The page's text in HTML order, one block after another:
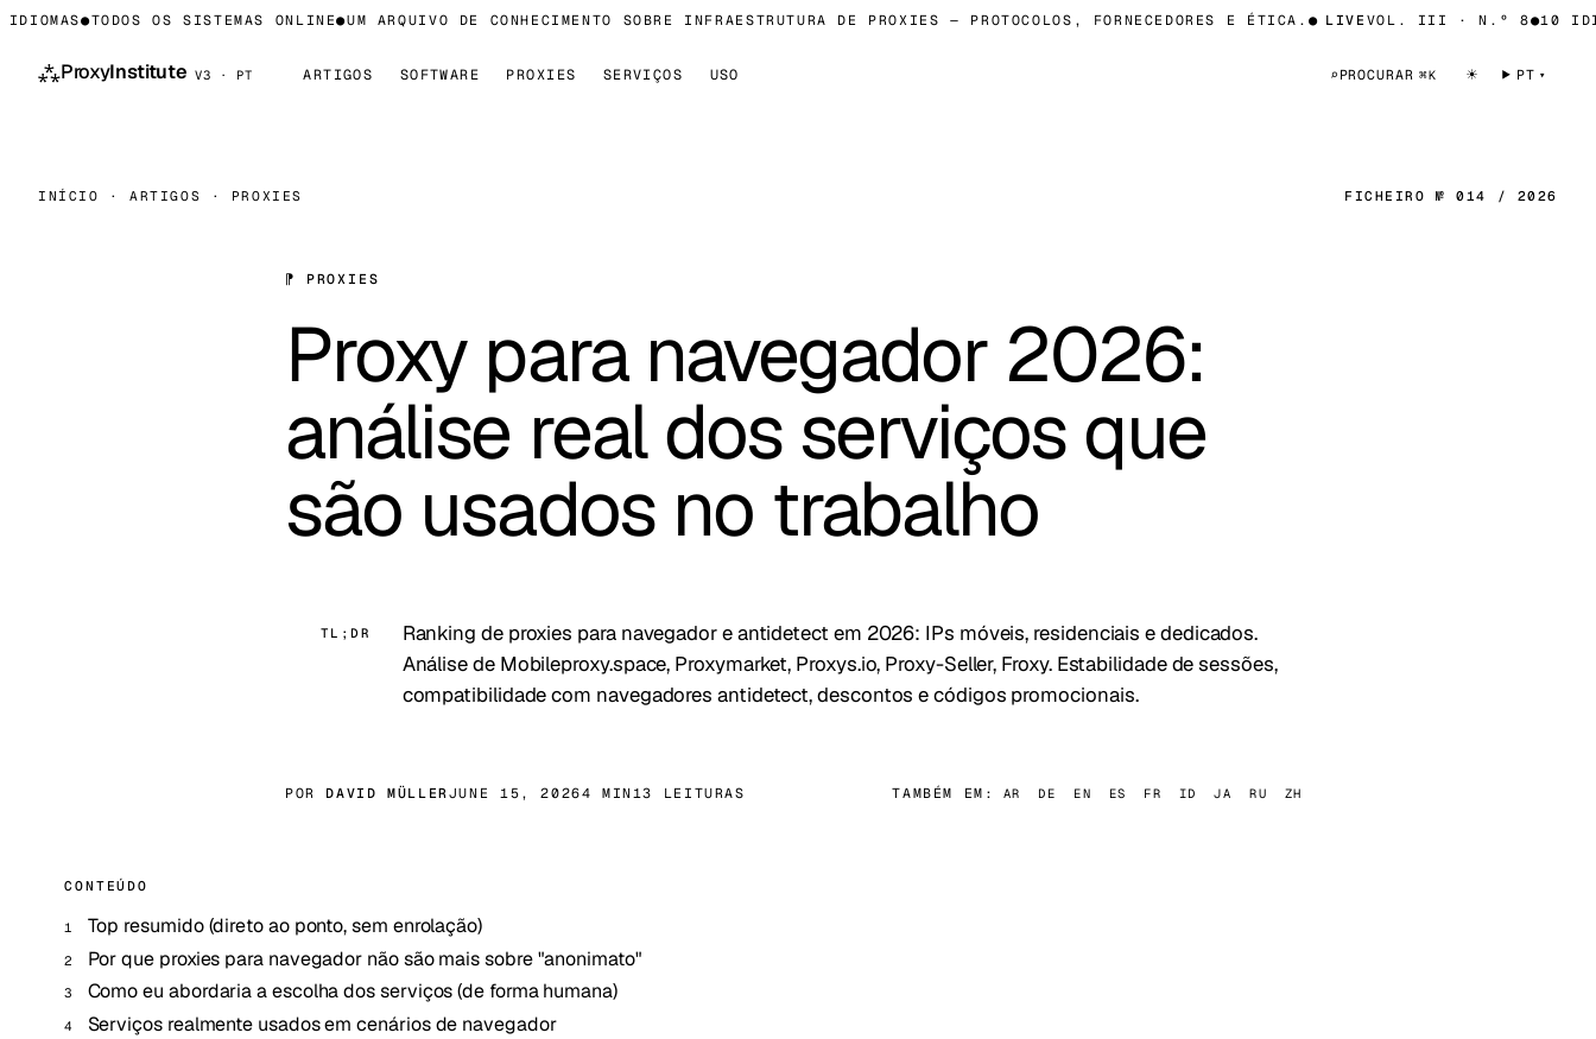
●TODOS OS SISTEMAS ONLINE ●UM ARQUIVO DE CONHECIMENTO SOBRE INFRAESTRUTURA DE PROXIES — PROTOCOLOS, FORNECEDORES E ÉTICA. ● LIVEVOL. III · N.º 8 ● 10
⁂ProxyInstitute V3 · PT ARTIGOS SOFTWARE PROXIES SERVIÇOS USO ⌕ PROCURAR ⌘K ☀ PT
INÍCIO · ARTIGOS · PROXIES FICHEIRO № 014 / 2026
⁋ PROXIES
Proxy para navegador 2026:
análise real dos serviços que
são usados no trabalho
TL;DR
Ranking de proxies para navegador e antidetect em 2026: IPs móveis, residenciais e dedicados.
Análise de Mobileproxy.space, Proxymarket, Proxys.io, Proxy-Seller, Froxy. Estabilidade de sessões,
compatibilidade com navegadores antidetect, descontos e códigos promocionais.
POR DAVID MÜLLER JUNE 15, 20264 MIN 13 LEITURAS TAMBÉM EM: AR DE EN ES FR ID JA RU ZH
CONTEÚDO
Top resumido (direto ao ponto, sem enrolação)
Por que proxies para navegador não são mais sobre "anonimato"
Como eu abordaria a escolha dos serviços (de forma humana)
Serviços realmente usados em cenários de navegador